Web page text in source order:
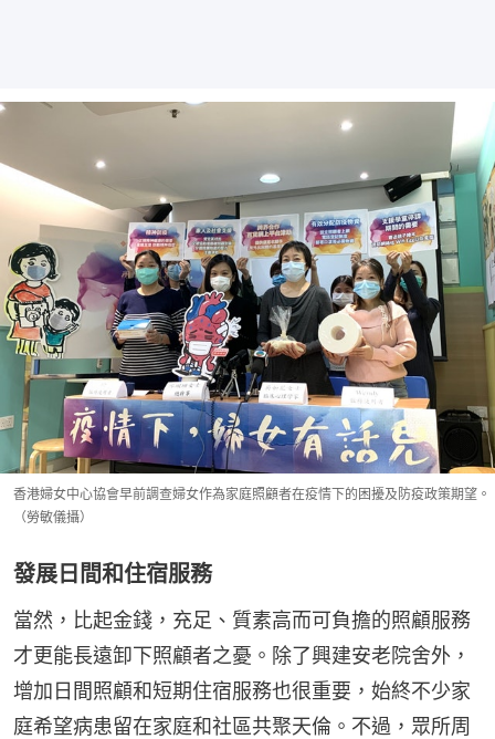
香港婦女中心協會早前調查婦女作為家庭照顧者在疫情下的困擾及防疫政策期望。
（勞敏儀攝）
發展日間和住宿服務
當然，比起金錢，充足、質素高而可負擔的照顧服務
才更能長遠卸下照顧者之憂。除了興建安老院舍外，
增加日間照顧和短期住宿服務也很重要，始終不少家
庭希望病患留在家庭和社區共聚天倫。不過，眾所周